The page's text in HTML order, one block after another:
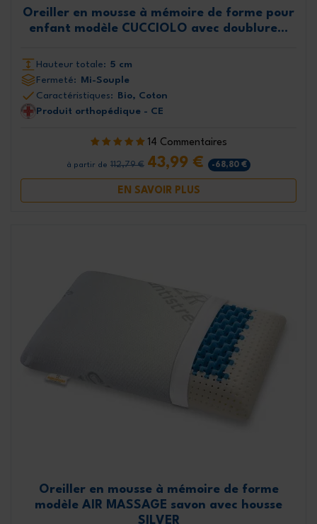
Oreiller en mousse à mémoire de forme pour
enfant modèle CUCCIOLO avec doublure...
Hauteur totale: 5 cm
Fermeté:
Mi-Souple
Caractéristiques:
Bio, Coton
Produit orthopédique - CE
14 Commentaires
à partir de 112,79 € 43,99 € -68,80 €
EN SAVOIR PLUS
Oreiller en mousse à mémoire de forme
modèle AIR MASSAGE savon avec housse
SILVER